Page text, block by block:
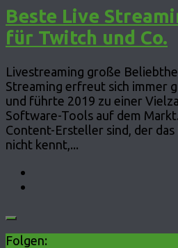
Beste Live
für Twitch und Co.
Livestreaming große
Streaming erfreut sich immer
und führte 2019 zu einer
Software-Tools auf dem
Content-Ersteller sind, der
nicht kennt,...
Folgen: